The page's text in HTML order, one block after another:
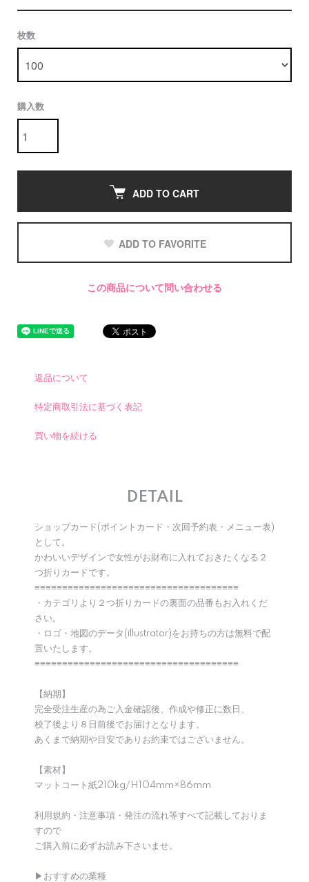
枚数
購入数
ADD TO CART
ADD TO FAVORITE
この商品について問い合わせる
返品について
特定商取引法に基づく表記
買い物を続ける
DETAIL
ショップカード(ポイントカード・次回予約表・メニュー表)
として。
かわいいデザインで女性がお財布に入れておきたくなる２
つ折りカードです。
≡≡≡≡≡≡≡≡≡≡≡≡≡≡≡≡≡≡≡≡≡≡≡≡≡≡≡≡≡≡≡≡≡≡≡≡≡
・カテゴリより２つ折りカードの裏面の品番もお入れくだ
さい。
・ロゴ・地図のデータ(illustrator)をお持ちの方は無料で配
置いたします。
≡≡≡≡≡≡≡≡≡≡≡≡≡≡≡≡≡≡≡≡≡≡≡≡≡≡≡≡≡≡≡≡≡≡≡≡≡
【納期】
完全受注生産の為ご入金確認後、作成や修正に数日、
校了後より８日前後でお届けとなります。
あくまで納期や目安でありお約束ではございません。
【素材】
マットコート紙210kg/H104mm×86mm
利用規約・注意事項・発注の流れ等すべて記載しておりま
すので
ご購入前に必ずお読み下さいませ。
▶︎おすすめの業種